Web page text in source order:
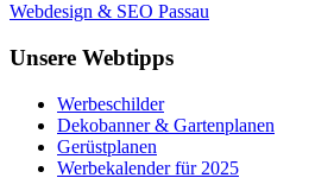
Webdesign & SEO Passau
Unsere Webtipps
Werbeschilder
Dekobanner & Gartenplanen
Gerüstplanen
Werbekalender für 2025